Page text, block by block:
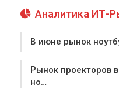
Аналитика ИТ-
В июне рынок
Рынок проекторов
но…